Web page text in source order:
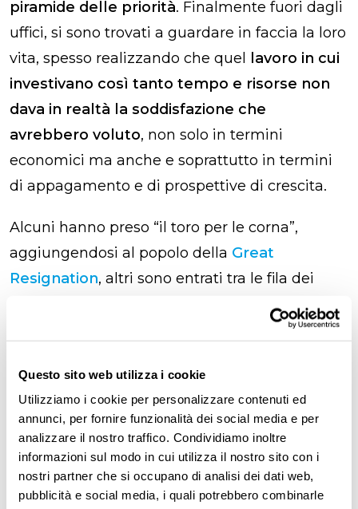
Questo sito web utilizza i cookie
Utilizziamo i cookie per personalizzare contenuti ed
annunci, per fornire funzionalità dei social media e per
analizzare il nostro traffico. Condividiamo inoltre
informazioni sul modo in cui utilizza il nostro sito con i
nostri partner che si occupano di analisi dei dati web,
pubblicità e social media, i quali potrebbero combinarle
piramide delle priorità. Finalmente fuori dagli
uffici, si sono trovati a guardare in faccia la loro
vita, spesso realizzando che quel
lavoro in cui
investivano così tanto tempo e risorse non
dava in realtà la soddisfazione che
avrebbero voluto, non solo in termini
economici ma anche e soprattutto in termini
di appagamento e di prospettive di crescita.
Alcuni hanno preso “il toro per le corna”,
aggiungendosi al popolo della Great
Resignation, altri sono entrati tra le fila dei
altra interpretazione
che vede questi lavoratori semplicemente
propensi a fare solo il minimo indispensabile.
Formazione e wellbeing
come antidoto alla